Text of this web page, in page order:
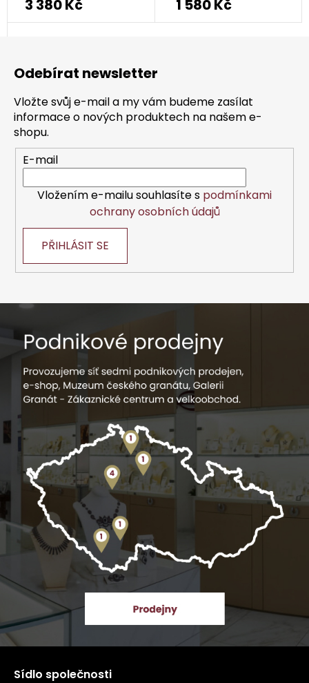
3 380 Kč 1 580 Kč
Odebírat newsletter
Vložte svůj e-mail a my vám budeme zasílat
informace o nových produktech na našem e-
shopu.
E-mail
Vložením e-mailu souhlasíte s podmínkami
ochrany osobních údajů
PŘIHLÁSIT SE
Sídlo společnosti